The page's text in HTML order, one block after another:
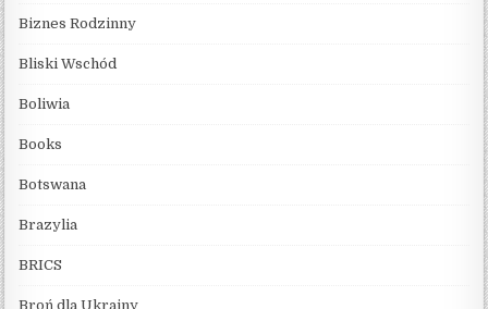
Biznes Rodzinny
Bliski Wschód
Boliwia
Books
Botswana
Brazylia
BRICS
Broń dla Ukrainy